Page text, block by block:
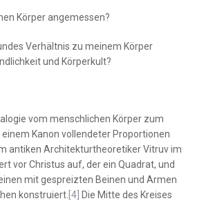
Körper angemessen?
Verhältnis zu meinem Körper
und Körperkult?
vom menschlichen Körper zum
Kanon vollendeter Proportionen
antiken Architekturtheoretiker Vitruv im
vor Christus auf, der ein Quadrat, und
mit gespreizten Beinen und Armen
konstruiert. [4] Die Mitte des Kreises